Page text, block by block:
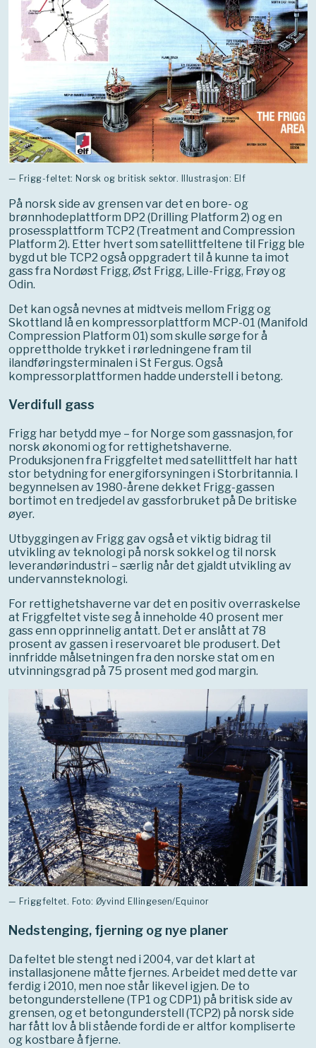
— Frigg-feltet: Norsk og britisk sektor. Illustrasjon: Elf
På norsk side av grensen var det en bore- og
brønnhodeplattform DP2 (Drilling Platform 2) og en
prosessplattform TCP2 (Treatment and Compression
Platform 2). Etter hvert som satellittfeltene til Frigg ble
bygd ut ble TCP2 også oppgradert til å kunne ta imot
gass fra Nordøst Frigg, Øst Frigg, Lille-Frigg, Frøy og
Odin.
Det kan også nevnes at midtveis mellom Frigg og
Skottland lå en kompressorplattform MCP-01 (Manifold
Compression Platform 01) som skulle sørge for å
opprettholde trykket i rørledningene fram til
ilandføringsterminalen i St Fergus. Også
kompressorplattformen hadde understell i betong.
Verdifull gass
Frigg har betydd mye – for Norge som gassnasjon, for
norsk økonomi og for rettighetshaverne.
Produksjonen fra Friggfeltet med satellittfelt har hatt
stor betydning for energiforsyningen i Storbritannia. I
begynnelsen av 1980-årene dekket Frigg-gassen
bortimot en tredjedel av gassforbruket på De britiske
øyer.
Utbyggingen av Frigg gav også et viktig bidrag til
utvikling av teknologi på norsk sokkel og til norsk
leverandørindustri – særlig når det gjaldt utvikling av
undervannsteknologi.
For rettighetshaverne var det en positiv overraskelse
at Friggfeltet viste seg å inneholde 40 prosent mer
gass enn opprinnelig antatt. Det er anslått at 78
prosent av gassen i reservoaret ble produsert. Det
innfridde målsetningen fra den norske stat om en
utvinningsgrad på 75 prosent med god margin.
— Friggfeltet. Foto: Øyvind Ellingesen/Equinor
Nedstenging, fjerning og nye planer
Da feltet ble stengt ned i 2004, var det klart at
installasjonene måtte fjernes. Arbeidet med dette var
ferdig i 2010, men noe står likevel igjen. De to
betongunderstellene (TP1 og CDP1) på britisk side av
grensen, og et betongunderstell (TCP2) på norsk side
har fått lov å bli stående fordi de er altfor kompliserte
og kostbare å fjerne.